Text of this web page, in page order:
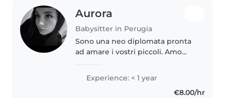
Aurora
Babysitter in Perugia
Sono una neo diplomata pronta
ad amare i vostri piccoli. Amo
lavoretti creativi. Sono a mio agio
con animali e aiuto compiti.
Experience: < 1 year
€8.00/hr